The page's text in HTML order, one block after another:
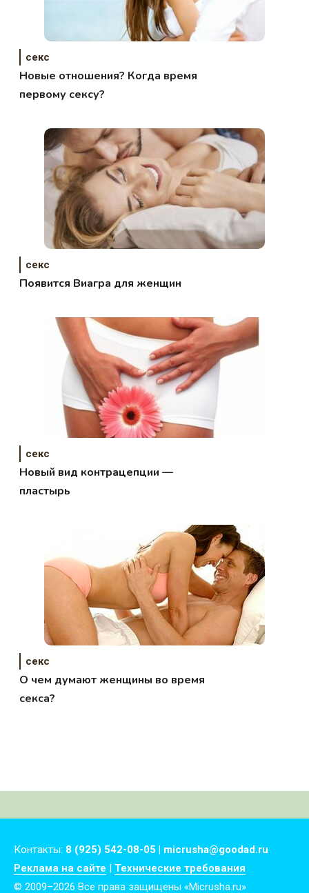
секс
Новые отношения? Когда время
первому сексу?
секс
Появится Виагра для женщин
секс
Новый вид контрацепции —
пластырь
секс
О чем думают женщины во время
секса?
Контакты: 8 (925) 542-08-05 | micrusha@goodad.ru
Реклама на сайте | Технические требования
© 2009–2026 Все права защищены «Micrusha.ru»